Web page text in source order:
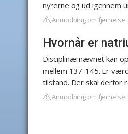
nyrerne og ud igennem
Anmodning om fjernelse
Hvornår er
Disciplinærnævnet kan
mellem 137-145. Er
tilstand. Der skal derfor
Anmodning om fjernelse